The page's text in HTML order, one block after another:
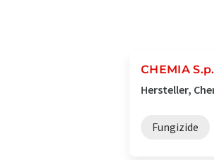
CHEMIA
Hersteller,
Fungizide